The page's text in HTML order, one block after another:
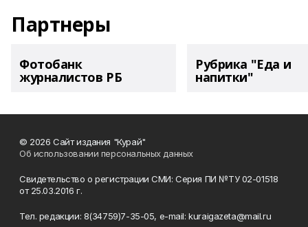
Партнеры
Фотобанк
журналистов РБ
Рубрика "Еда и
напитки"
© 2026 Сайт издания "Курай"
Об использовании персональных данных
Свидетельство о регистрации СМИ: Серия ПИ №ТУ 02-01518
от 25.03.2016 г.
Тел. редакции: 8(34759)7-35-05, e-mail: kuraigazeta@mail.ru